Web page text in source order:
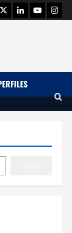
TwitterLinkedinYoutube